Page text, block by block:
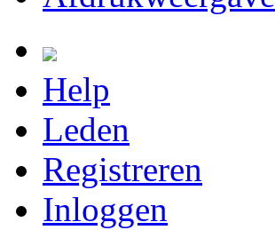
Help
Leden
Registreren
Inloggen